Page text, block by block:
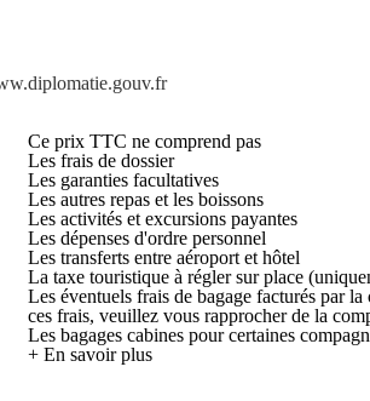
Ce prix TTC ne comprend pas
Les frais de dossier
Les garanties facultatives
Les autres repas et les boissons
Les activités et excursions payantes
Les dépenses d'ordre personnel
Les transferts entre aéroport et hôtel
La taxe touristique à régler sur place
Les éventuels frais de bagage facturés par
ces frais, veuillez vous rapprocher de la
Les bagages cabines pour certaines
+ En savoir plus